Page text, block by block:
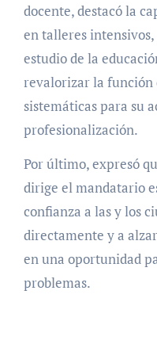
docente, destacó la
en talleres
estudio de la
revalorizar la función
sistemáticas para su
profesionalización.
Por último, expresó
dirige el mandatario
confianza a las y los
directamente y a
en una oportunidad
problemas.